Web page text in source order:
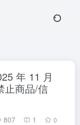
年 11 月
止商品/信
807 1 0